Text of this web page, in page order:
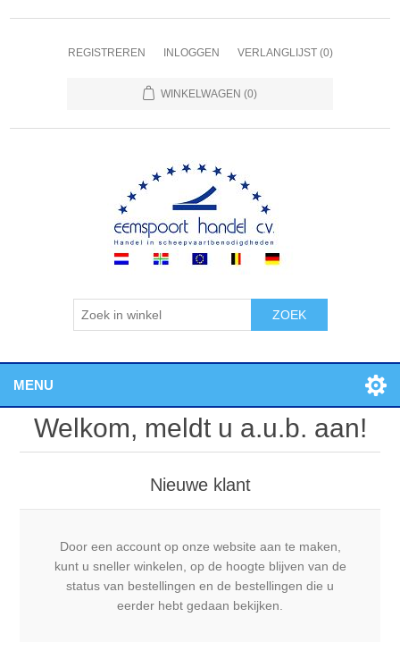
REGISTREREN INLOGGEN VERLANGLIJST (0)
WINKELWAGEN (0)
ZOEK
MENU
Welkom, meldt u a.u.b. aan!
Nieuwe klant
Door een account op onze website aan te maken,
kunt u sneller winkelen, op de hoogte blijven van de
status van bestellingen en de bestellingen die u
eerder hebt gedaan bekijken.